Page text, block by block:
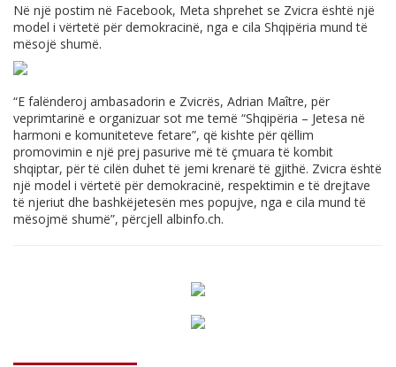
Në një postim në Facebook, Meta shprehet se Zvicra është një
model i vërtetë për demokracinë, nga e cila Shqipëria mund të
mësojë shumë.
“E falënderoj ambasadorin e Zvicrës, Adrian Maître, për
veprimtarinë e organizuar sot me temë “Shqipëria – Jetesa në
harmoni e komuniteteve fetare”, që kishte për qëllim
promovimin e një prej pasurive më të çmuara të kombit
shqiptar, për të cilën duhet të jemi krenarë të gjithë. Zvicra është
një model i vërtetë për demokracinë, respektimin e të drejtave
të njeriut dhe bashkëjetesën mes popujve, nga e cila mund të
mësojmë shumë”, përcjell albinfo.ch.